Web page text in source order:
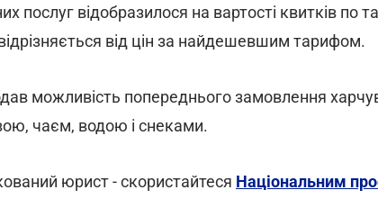
послуг відобразилося на вартості квитків по
від цін за найдешевшим тарифом.
можливість попереднього замовлення
чаєм, водою і снеками.
юрист - скористайтеся Національним